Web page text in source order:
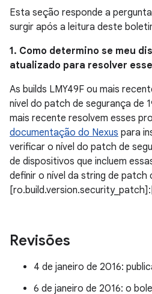
Esta seção responde a
surgir após a leitura deste
1. Como determino se meu
atualizado para resolver
As builds LMY49F ou mais
nível do patch de segurança de
mais recente resolvem esses
documentação do Nexus para
verificar o nível do patch de
de dispositivos que incluem
definir o nível da string de patch
Revisões
4 de janeiro de 2016:
6 de janeiro de 2016: o